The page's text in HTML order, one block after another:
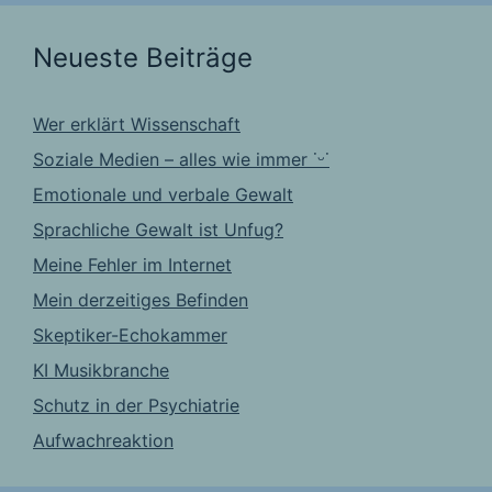
Neueste Beiträge
Wer erklärt Wissenschaft
Soziale Medien – alles wie immer ˙ᵕ˙
Emotionale und verbale Gewalt
Sprachliche Gewalt ist Unfug?
Meine Fehler im Internet
Mein derzeitiges Befinden
Skeptiker-Echokammer
KI Musikbranche
Schutz in der Psychiatrie
Aufwachreaktion